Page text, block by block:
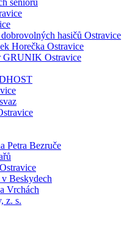
seniorů
hasičů Ostravice
Horečka Ostravice
GRUNIK Ostravice
Petra Bezruče
Beskydech
Vrchách
z. s.